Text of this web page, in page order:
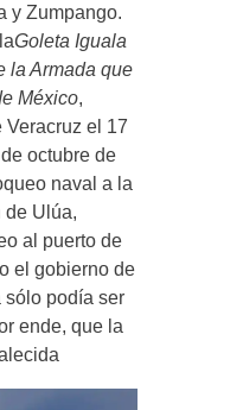
y Zumpango.
Goleta Iguala
la Armada que
México,
Veracruz el 17
octubre de
naval a la
de Ulúa,
al puerto de
el gobierno de
sólo podía ser
ende, que la